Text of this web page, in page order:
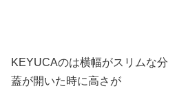
KEYUCAのは横幅がスリムな分
蓋が開いた時に高さが